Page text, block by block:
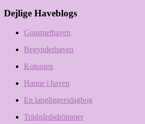
Dejlige Haveblogs
Gourmethaven
Begynderhaven
Kolonien
Hanne i haven
En langliggersdagbog
Trädgårdsdrömmer